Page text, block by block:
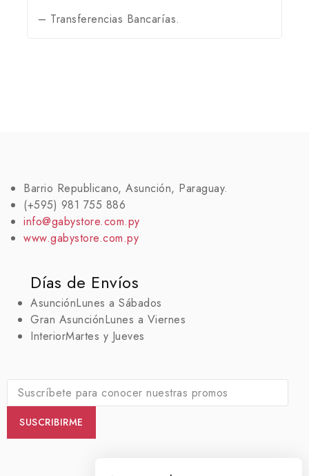
– Transferencias Bancarías.
Barrio Republicano, Asunción, Paraguay.
(+595) 981 755 886
info@gabystore.com.py
www.gabystore.com.py
Días de Envíos
AsunciónLunes a Sábados
Gran AsunciónLunes a Viernes
InteriorMartes y Jueves